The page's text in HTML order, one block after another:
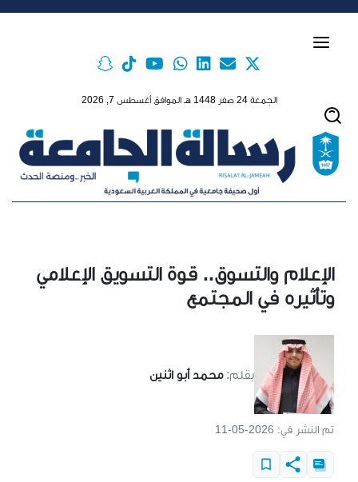
الجمعة 24 صفر 1448 هـ الموافق أغسطس 7, 2026
الإعلام والتسوق.. قوة التسويق الإعلامي
وتأثيره في المجتمع
بقلم: محمد أبو اثنين
تم النشر في: 2026-05-11